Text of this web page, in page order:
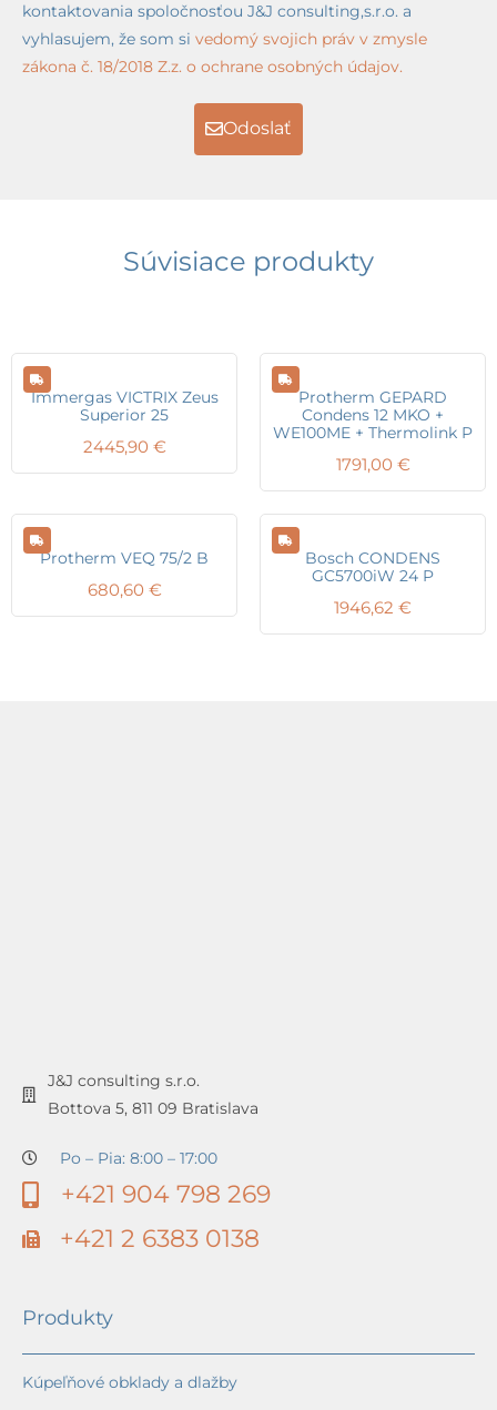
kontaktovania spoločnosťou J&J consulting,s.r.o. a
vyhlasujem, že som si vedomý svojich práv v zmysle
zákona č. 18/2018 Z.z. o ochrane osobných údajov.
Odoslať
Súvisiace produkty
Immergas VICTRIX Zeus
Superior 25
2445,90 €
Protherm GEPARD
Condens 12 MKO +
WE100ME + Thermolink P
1791,00 €
Protherm VEQ 75/2 B
680,60 €
Bosch CONDENS
GC5700iW 24 P
1946,62 €
J&J consulting s.r.o.
Bottova 5, 811 09 Bratislava
Po – Pia: 8:00 – 17:00
+421 904 798 269
+421 2 6383 0138
Produkty
Kúpeľňové obklady a dlažby